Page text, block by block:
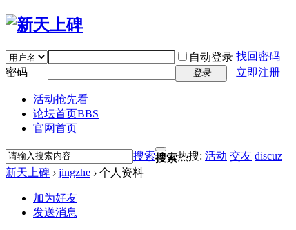
自动登录 找回密码
密码
登录 立即注册
活动抢先看
论坛首页BBS
官网首页
搜索搜索热搜: 活动 交友 discuz
新天上碑 › jingzhe › 个人资料
加为好友
发送消息